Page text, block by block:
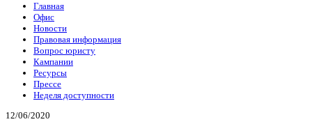
Главная
Офис
Новости
Правовая информация
Вопрос юристу
Кампании
Ресурсы
Прессе
Неделя доступности
12/06/2020